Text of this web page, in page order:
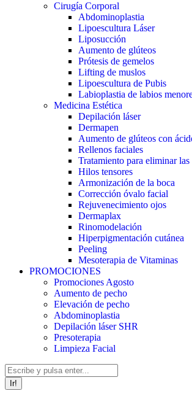
Cirugía Corporal
Abdominoplastia
Lipoescultura Láser
Liposucción
Aumento de glúteos
Prótesis de gemelos
Lifting de muslos
Lipoescultura de Pubis
Labioplastia de labios
Medicina Estética
Depilación láser
Dermapen
Aumento de glúteos con
Rellenos faciales
Tratamiento para eliminar
Hilos tensores
Armonización de la boca
Corrección óvalo facial
Rejuvenecimiento ojos
Dermaplax
Rinomodelación
Hiperpigmentación cutánea
Peeling
Mesoterapia de Vitaminas
PROMOCIONES
Promociones Agosto
Aumento de pecho
Elevación de pecho
Abdominoplastia
Depilación láser SHR
Presoterapia
Limpieza Facial
Buscar: